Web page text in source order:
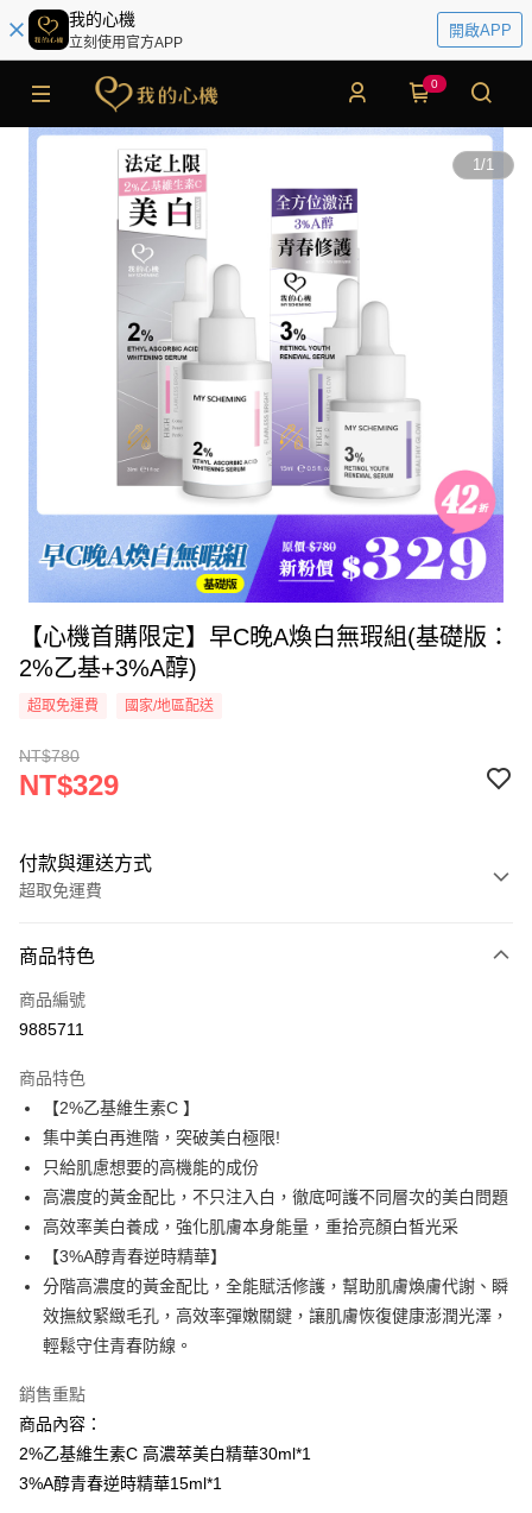
我的心機
立刻使用官方APP
開啟APP
0
1/1
【心機首購限定】早C晚A煥白無瑕組(基礎版：
2%乙基+3%A醇)
超取免運費 國家/地區配送
NT$780
NT$329
付款與運送方式
超取免運費
信用卡一次付款
超商取貨付款
Apple Pay
街口支付
悠遊付
AFTEE先享後付
相關說明
【關於「AFTEE先享後付」】
AFTEE先享後付是「在收到商品之後才付款」的支付方式。 讓您購物簡單
１．簡單：不需註冊會員、不需綁卡、不需儲值。
３．安心：先確認商品／服務後，再付款。
１．於結帳方式選擇「AFTEE先享後付」後，將跳轉至「AFTEE先享後付」
結帳頁面，進行簡訊認證並確認金額後，即可完成結帳。
運送方式
免運費
(免運)7-11取貨付款
商品特色
商品編號
9885711
商品特色
【2%乙基維生素C 】
集中美白再進階，突破美白極限!
只給肌慮想要的高機能的成份
高濃度的黃金配比，不只注入白，徹底呵護不同層次的美白問題
高效率美白養成，強化肌膚本身能量，重拾亮顏白皙光采
【3%A醇青春逆時精華】
分階高濃度的黃金配比，全能賦活修護，幫助肌膚煥膚代謝、瞬
效撫紋緊緻毛孔，高效率彈嫩關鍵，讓肌膚恢復健康澎潤光澤，
輕鬆守住青春防線。
銷售重點
商品內容：
2%乙基維生素C 高濃萃美白精華30ml*1
3%A醇青春逆時精華15ml*1